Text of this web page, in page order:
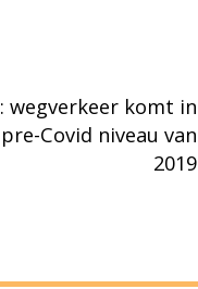
wegverkeer komt in
Covid niveau van
2019